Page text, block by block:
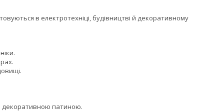
в електротехніці, будівництві й декоративному
декоративною патиною.